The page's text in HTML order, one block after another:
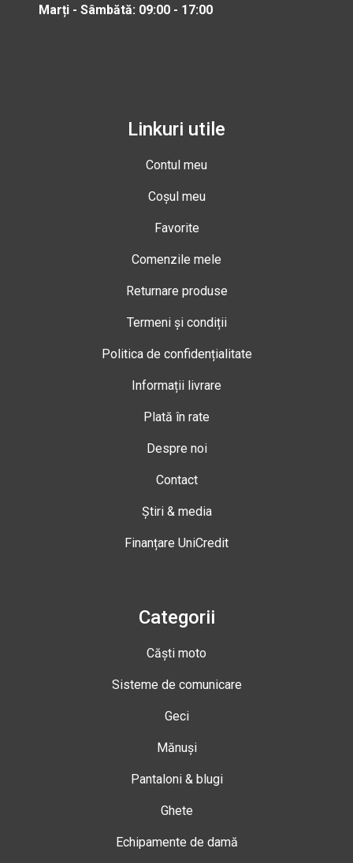
Marți - Sâmbătă: 09:00 - 17:00
Linkuri utile
Contul meu
Coșul meu
Favorite
Comenzile mele
Returnare produse
Termeni și condiții
Politica de confidențialitate
Informații livrare
Plată în rate
Despre noi
Contact
Știri & media
Finanțare UniCredit
Categorii
Căști moto
Sisteme de comunicare
Geci
Mănuși
Pantaloni & blugi
Ghete
Echipamente de damă